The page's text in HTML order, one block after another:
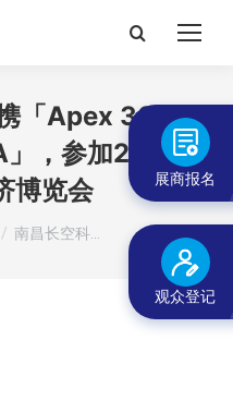
搜
「Apex 300A
，参加2026国
博览会
南昌长空科…
展商报名
观众登记